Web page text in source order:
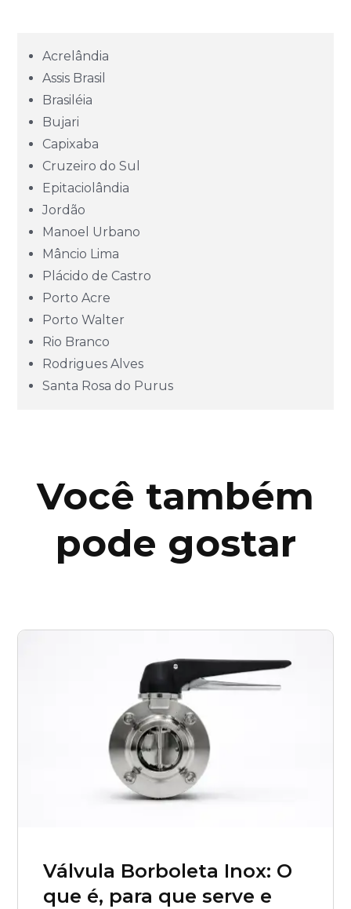
Goiás (GO)
Mato Grosso (MT)
Minas Gerais (MG)
Paraná (PR)
pernambuco (PE)
Rio Grande do Norte (RN)
Rondônia (RO)
Santa Catarina (SC)
Acrelândia
Assis Brasil
Brasiléia
Bujari
Capixaba
Cruzeiro do Sul
Epitaciolândia
Jordão
Manoel Urbano
Mâncio Lima
Plácido de Castro
Porto Acre
Porto Walter
Rio Branco
Rodrigues Alves
Santa Rosa do Purus
Você também
pode gostar
Válvula Borboleta Inox: O
que é, para que serve e